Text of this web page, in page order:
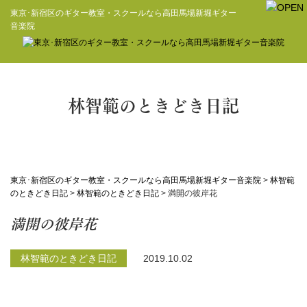
東京･新宿区のギター教室・スクールなら高田馬場新堀ギター
音楽院
林智範のときどき日記
東京･新宿区のギター教室・スクールなら高田馬場新堀ギター音楽院 > 林智範
のときどき日記 > 林智範のときどき日記 > 満開の彼岸花
満開の彼岸花
林智範のときどき日記 2019.10.02